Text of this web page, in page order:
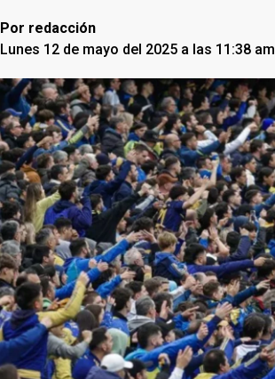
Por redacción
Lunes 12 de mayo del 2025 a las 11:38 am